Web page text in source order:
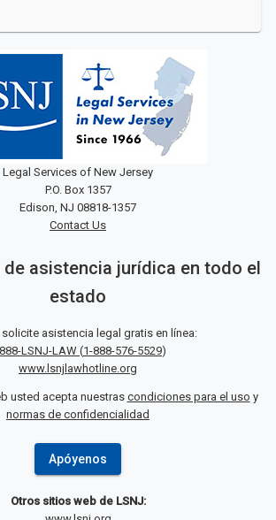
Legal Services of New Jersey
P.O. Box 1357
Edison, NJ 08818-1357
Contact Us
asistencia jurídica en todo el
estado
asistencia legal gratis en línea:
LSNJ-LAW (1-888-576-5529)
www.lsnjlawhotline.org
usted acepta nuestras condiciones para el uso y
normas de confidencialidad
Apóyenos
Otros sitios web de LSNJ: